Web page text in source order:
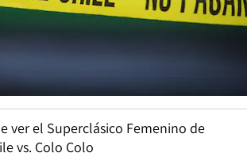
ver el Superclásico Femenino de
vs. Colo Colo